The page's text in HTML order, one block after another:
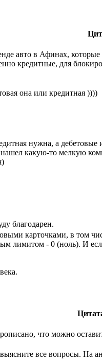
авто в Афинах,
кредитные, для
она или кредитная ))))
нужна, а дебетовые
какую-то мелкую
благодарен.
карточками, в том
- 0 (ноль). И
что можно
все вопросы. На